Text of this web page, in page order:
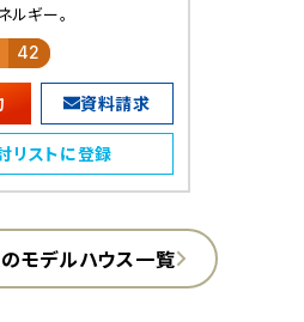
ルギー。
42
資料請求
リストに登録
モデルハウス一覧